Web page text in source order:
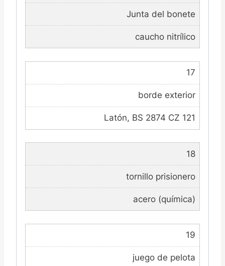
Junta del bonete
caucho nitrílico
17
borde exterior
Latón, BS 2874 CZ 121
18
tornillo prisionero
acero (química)
19
juego de pelota